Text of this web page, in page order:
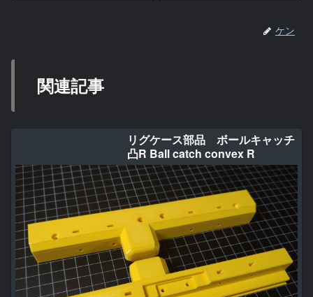
ケン
関連記事
リグケース部品 ボールキャッチ
凸R Ball catch convex R